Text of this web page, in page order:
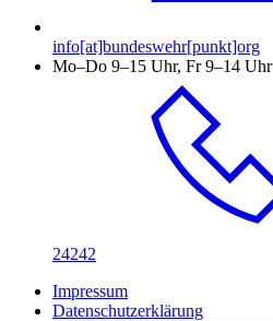
info[at]bundeswehr[punkt]org
Mo–Do 9–15 Uhr, Fr 9–14 Uhr
24242
Impressum
Datenschutzerklärung